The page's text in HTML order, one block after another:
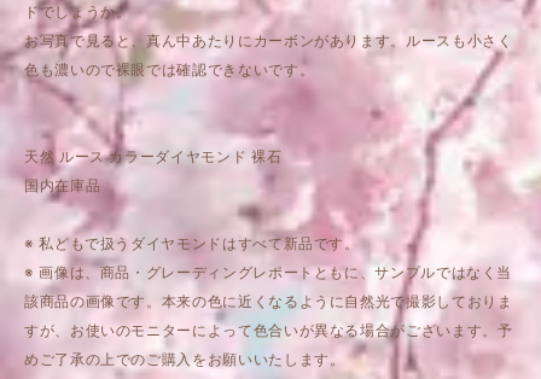
ドでしょうか。
お写真で見ると、真ん中あたりにカーボンがあります。ルースも小さく
色も濃いので裸眼では確認できないです。
天然 ルース カラーダイヤモンド 裸石
国内在庫品
※ 私どもで扱うダイヤモンドはすべて新品です。
※ 画像は、商品・グレーディングレポートともに、サンプルではなく当
該商品の画像です。本来の色に近くなるように自然光で撮影しておりま
すが、お使いのモニターによって色合いが異なる場合がございます。予
めご了承の上でのご購入をお願いいたします。